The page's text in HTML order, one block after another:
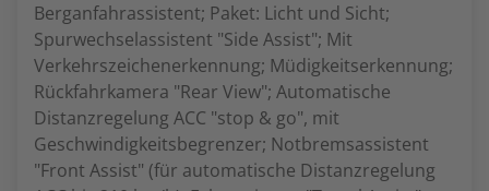
Berganfahrassistent; Paket: Licht und Sicht;
Spurwechselassistent "Side Assist"; Mit
Verkehrszeichenerkennung; Müdigkeitserkennung;
Rückfahrkamera "Rear View"; Automatische
Distanzregelung ACC "stop & go", mit
Geschwindigkeitsbegrenzer; Notbremsassistent
"Front Assist" (für automatische Distanzregelung